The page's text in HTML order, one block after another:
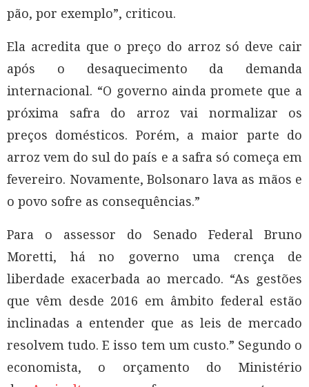
pão, por exemplo”, criticou.
Ela acredita que o preço do arroz só deve cair
após o desaquecimento da demanda
internacional. “O governo ainda promete que a
próxima safra do arroz vai normalizar os
preços domésticos. Porém, a maior parte do
arroz vem do sul do país e a safra só começa em
fevereiro. Novamente, Bolsonaro lava as mãos e
o povo sofre as consequências.”
Para o assessor do Senado Federal Bruno
Moretti, há no governo uma crença de
liberdade exacerbada ao mercado. “As gestões
que vêm desde 2016 em âmbito federal estão
inclinadas a entender que as leis de mercado
resolvem tudo. E isso tem um custo.” Segundo o
economista, o orçamento do Ministério